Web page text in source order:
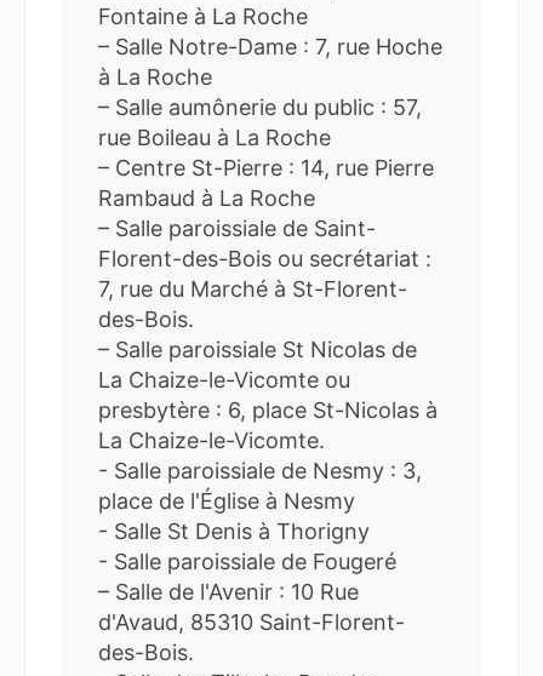
Fontaine à La Roche
– Salle Notre-Dame : 7, rue Hoche
à La Roche
– Salle aumônerie du public : 57,
rue Boileau à La Roche
– Centre St-Pierre : 14, rue Pierre
Rambaud à La Roche
– Salle paroissiale de Saint-
Florent-des-Bois ou secrétariat :
7, rue du Marché à St-Florent-
des-Bois.
– Salle paroissiale St Nicolas de
La Chaize-le-Vicomte ou
presbytère : 6, place St-Nicolas à
La Chaize-le-Vicomte.
- Salle paroissiale de Nesmy : 3,
place de l'Église à Nesmy
- Salle St Denis à Thorigny
- Salle paroissiale de Fougeré
– Salle de l'Avenir : 10 Rue
d'Avaud, 85310 Saint-Florent-
des-Bois.